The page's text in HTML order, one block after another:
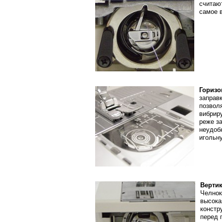
самое
реже
перед